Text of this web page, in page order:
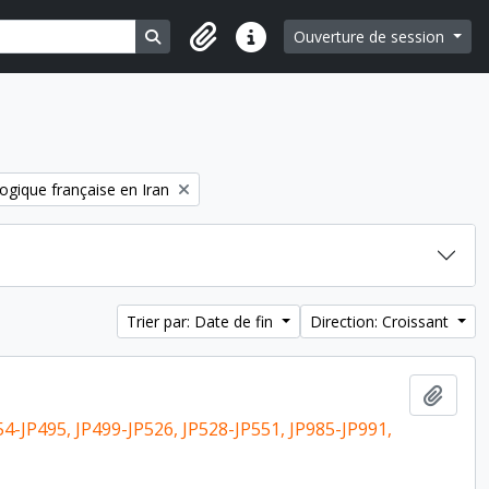
Search in browse page
Liens rapidesOuverture de session
française en Iran
Trier par: Date de fin Direction: Croissant
JP495, JP499-JP526, JP528-JP551, JP985-JP991,